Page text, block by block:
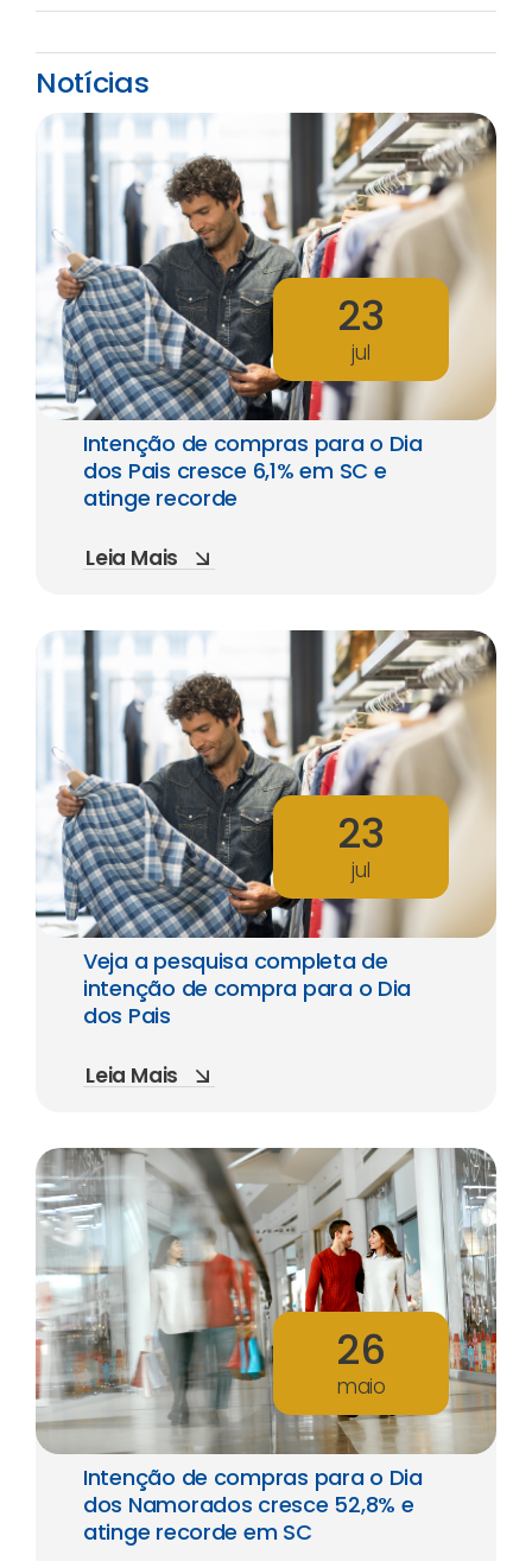
Notícias
23
jul
Intenção de compras para o Dia
dos Pais cresce 6,1% em SC e
atinge recorde
Leia Mais
23
jul
Veja a pesquisa completa de
intenção de compra para o Dia
dos Pais
Leia Mais
26
maio
Intenção de compras para o Dia
dos Namorados cresce 52,8% e
atinge recorde em SC